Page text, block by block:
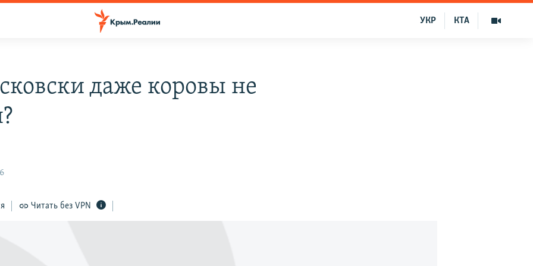
КТА
УКР
даже коровы не
Читать без VPN